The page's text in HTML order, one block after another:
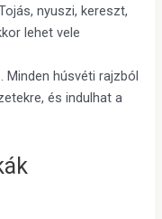
nyuszi, kereszt,
lehet vele
húsvéti rajzból
és indulhat a